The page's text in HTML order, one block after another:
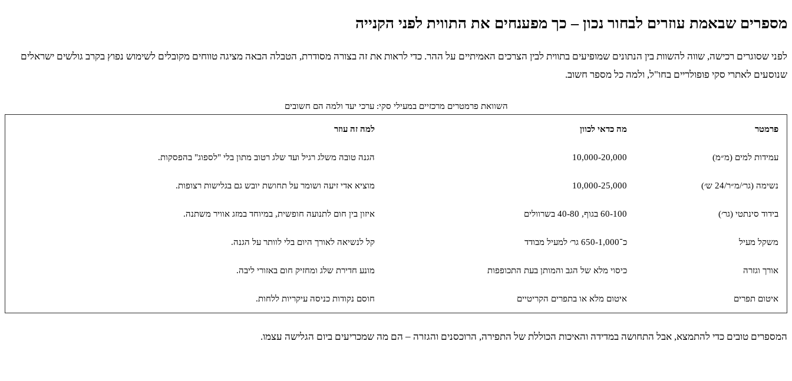
מספרים שבאמת עוזרים לבחור נכון – כך מפענחים את התווית לפני הקנייה
לפני שסוגרים רכישה, שווה להשוות בין הנתונים שמופיעים בתווית לבין הצרכים האמיתיים על ההר. כדי לראות את זה בצורה מסודרת, הטבלה הבאה מציגה טווחים מקובלים לשימוש נפוץ בקרב גולשים ישראלים
שנוסעים לאתרי סקי פופולריים בחו"ל, ולמה כל מספר חשוב.
השוואת פרמטרים מרכזיים במעילי סקי: ערכי יעד ולמה הם חשובים
פרמטר מה כדאי לכוון למה זה עוזר
עמידות למים (מ״מ) 10,000-20,000 הגנה טובה משלג רגיל ועד שלג רטוב מתון בלי "לספוג" בהפסקות.
נשימה (גר׳/מ״ר/24 ש׳) 10,000-25,000 מוציא אדי זיעה ושומר על תחושת יובש גם בגלישות רצופות.
בידוד סינתטי (גר׳) 60-100 בגוף, 40-80 בשרוולים איזון בין חום לתנועה חופשית, במיוחד במזג אוויר משתנה.
משקל מעיל כ־650-1,000 גר׳ למעיל מבודד קל לנשיאה לאורך היום בלי לוותר על הגנה.
אורך וגזרה כיסוי מלא של הגב והמותן בעת התכופפות מונע חדירת שלג ומחזיק חום באזורי ליבה.
איטום תפרים איטום מלא או בתפרים הקריטיים חוסם נקודות כניסה עיקריות ללחות.
המספרים טובים כדי להתמצא, אבל התחושה במדידה והאיכות הכוללת של התפירה, הרוכסנים והגזרה – הם מה שמכריעים ביום הגלישה עצמו.